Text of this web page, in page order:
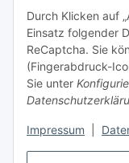
Durch Klicken auf
Einsatz folgender
ReCaptcha. Sie
(Fingerabdruck-
Sie unter
Impressum
Nach
vorbeikommen
Zahlungsarten